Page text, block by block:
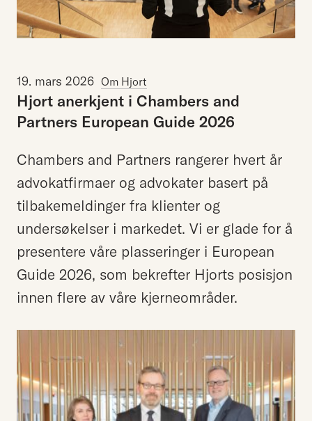
19. mars 2026 Om Hjort
Hjort anerkjent i Chambers and
Partners European Guide 2026
Chambers and Partners rangerer hvert år
advokatfirmaer og advokater basert på
tilbakemeldinger fra klienter og
undersøkelser i markedet. Vi er glade for å
presentere våre plasseringer i European
Guide 2026, som bekrefter Hjorts posisjon
innen flere av våre kjerneområder.